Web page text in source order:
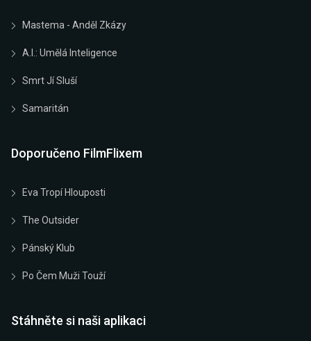
Mastema - Anděl Zkázy
A.I.: Umělá Inteligence
Smrt Jí Sluší
Samaritán
Doporučeno FilmFlixem
Eva Tropí Hlouposti
The Outsider
Pánský Klub
Po Čem Muži Touží
Stáhněte si naši aplikaci